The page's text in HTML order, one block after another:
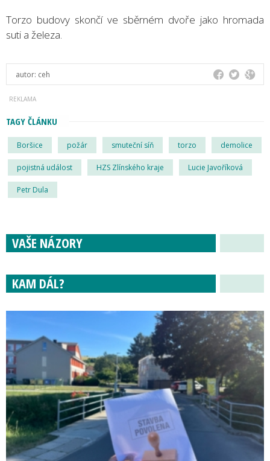
Torzo budovy skončí ve sběrném dvoře jako hromada
suti a železa.
autor: ceh
TAGY ČLÁNKU
Boršice požár smuteční síň torzo demolice
pojistná událost HZS Zlínského kraje Lucie Javoříková
Petr Dula
VAŠE NÁZORY
KAM DÁL?